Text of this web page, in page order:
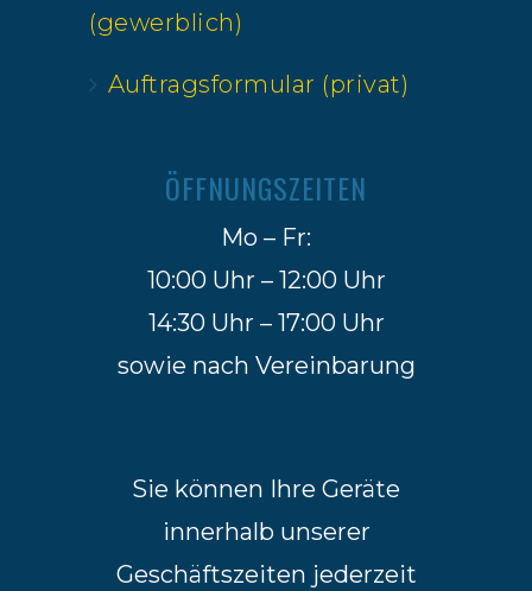
(gewerblich)
Auftragsformular (privat)
ÖFFNUNGSZEITEN
Mo – Fr:
10:00 Uhr – 12:00 Uhr
14:30 Uhr – 17:00 Uhr
sowie nach Vereinbarung
Sie können Ihre Geräte
innerhalb unserer
Geschäftszeiten jederzeit